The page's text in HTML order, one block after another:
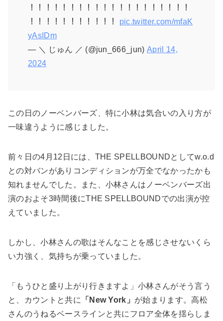
！！！！！！！！！！！！！！！！！！！！
！！！！！！！！！！！ pic.twitter.com/mfaK
yAsIDm
— ＼ じゅん ／ (@jun_666_jun) April 14,
2024
この日のノーベンバーズ、特に小林は気合いの入り方が
一味違うように感じました。
前々日の4月12日には、THE SPELLBOUNDとしてw.o.d
との対バンがありコンディションが万全でなかったかも
知れませんでした。また、小林さんはノーベンバーズ出
演のおよそ3時間後にTHE SPELLBOUNDでの出演が控
えていました。
しかし、小林さんの歌はそんなことを感じさせないくら
い力強く、気持ちが乗っていました。
「もうひと盛り上がり行きますよ」小林さんがそう言う
と、カウントと共に
「New York」 が始まります。高松
さんのうねるベースラインと共にフロア全体を揺らしま